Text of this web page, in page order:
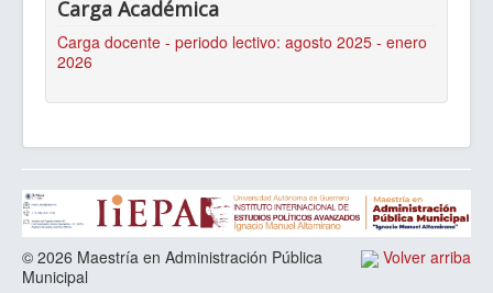
Carga Académica
Carga docente - periodo lectivo: agosto 2025 - enero
2026
Volver arriba
© 2026 Maestría en Administración Pública
Municipal